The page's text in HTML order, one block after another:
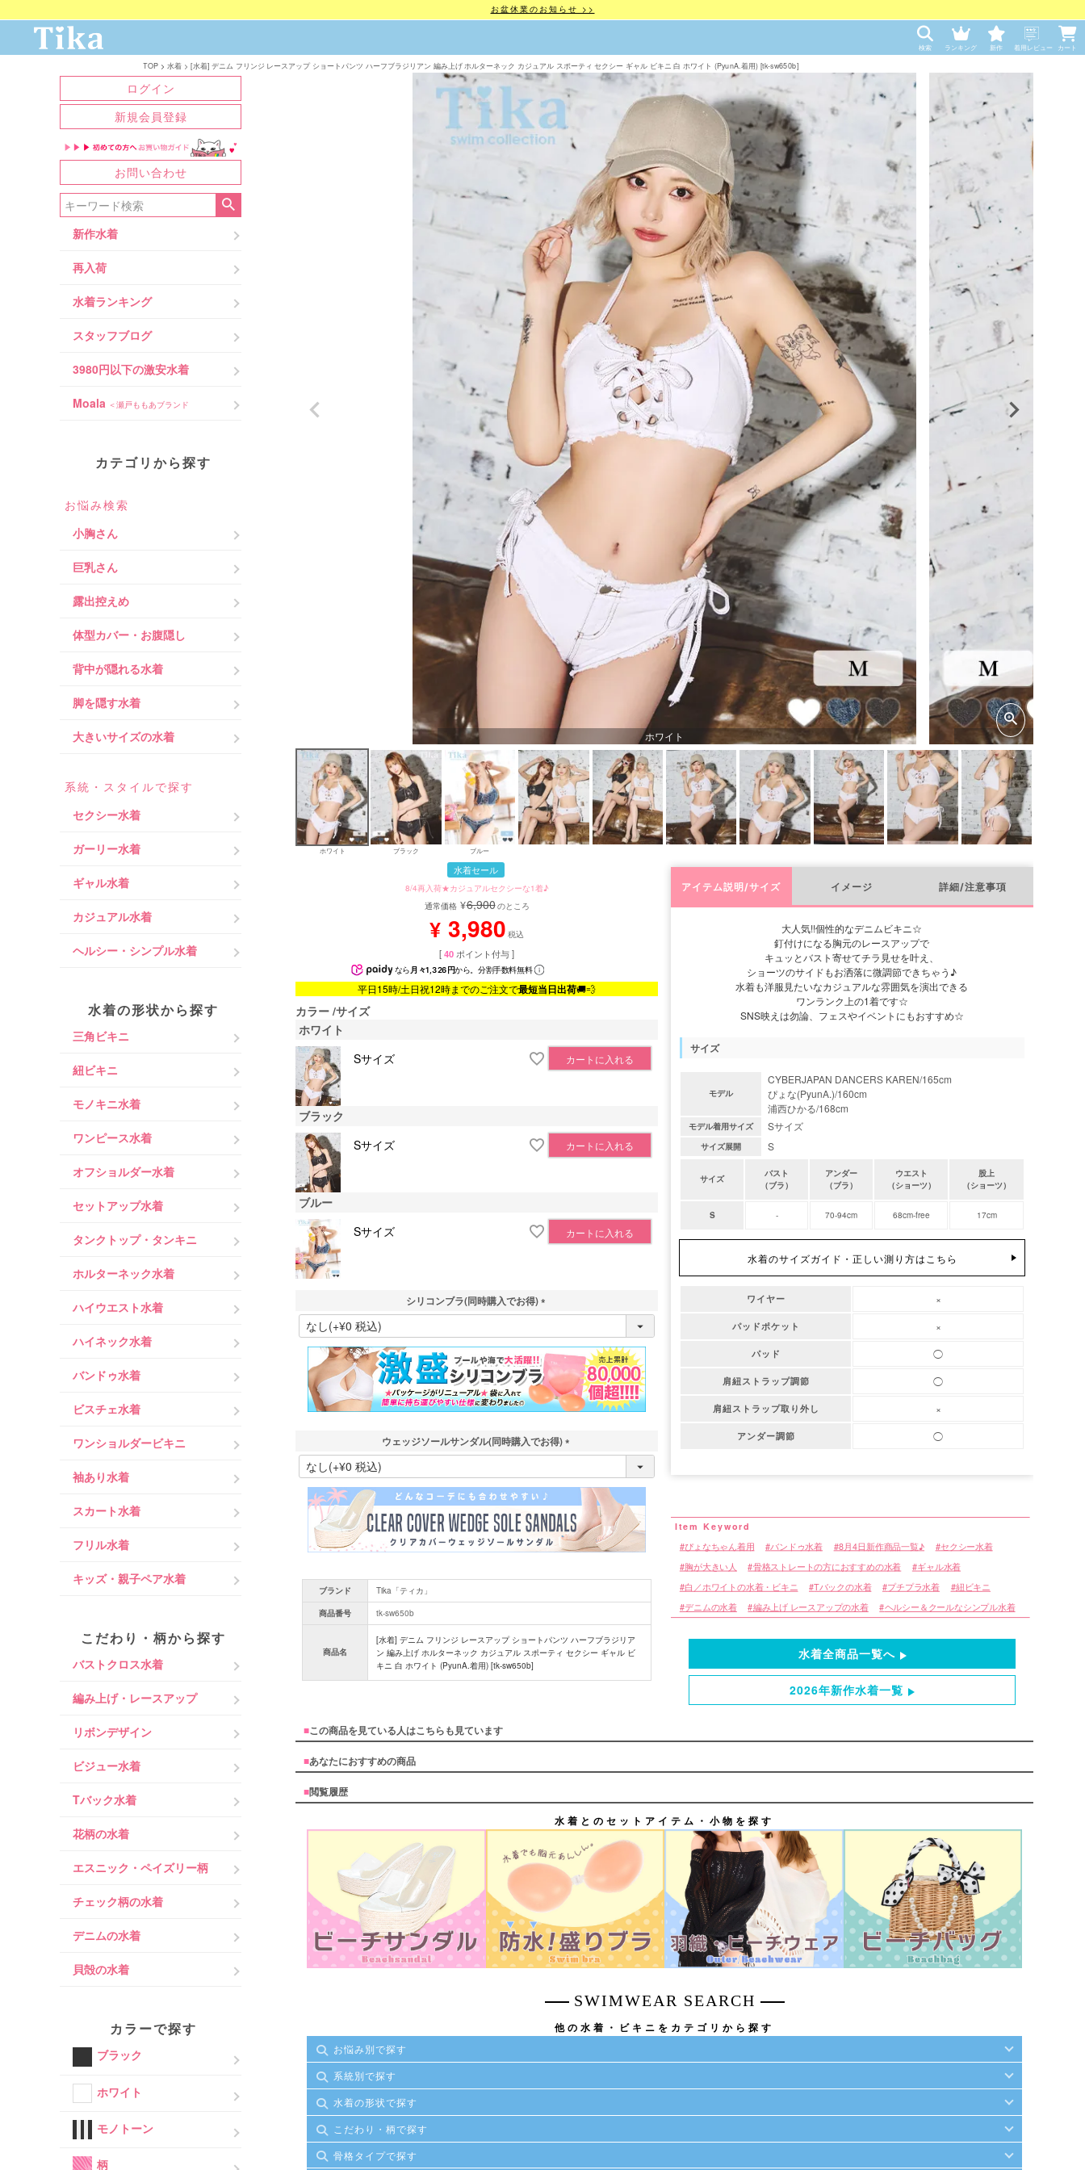
お盆休業のお知らせ >>
検索 ランキング 新作 着用レビュー カート
TOP 水着 [水着] デニム フリンジ レースアップ ショートパンツ ハーフブラジリアン 編み上げ ホルターネック カジュアル スポーティ セクシー ギャル ビキニ 白 ホワイト (PyunA.着用) [tk-sw650b]
ログイン
新規会員登録
お問い合わせ
新作水着
再入荷
水着ランキング
スタッフブログ
3980円以下の激安水着
Moala ＜瀬戸ももあブランド
カテゴリから探す
お悩み検索
小胸さん
巨乳さん
露出控えめ
体型カバー・お腹隠し
背中が隠れる水着
脚を隠す水着
大きいサイズの水着
系統・スタイルで探す
セクシー水着
ガーリー水着
ギャル水着
カジュアル水着
ヘルシー・シンプル水着
水着の形状から探す
三角ビキニ
紐ビキニ
モノキニ水着
ワンピース水着
オフショルダー水着
セットアップ水着
タンクトップ・タンキニ
ホルターネック水着
ハイウエスト水着
ハイネック水着
バンドゥ水着
ビスチェ水着
ワンショルダービキニ
袖あり水着
スカート水着
フリル水着
キッズ・親子ペア水着
こだわり・柄から探す
バストクロス水着
編み上げ・レースアップ
リボンデザイン
ビジュー水着
Tバック水着
花柄の水着
エスニック・ペイズリー柄
チェック柄の水着
デニムの水着
貝殻の水着
カラーで探す
ブラック
ホワイト
モノトーン
柄
ホワイト
ホワイト ブラック ブルー
水着セール
8/4再入荷★カジュアルセクシーな1着♪
通常価格 ¥6,900のところ
¥ 3,980 税込
[40 ポイント付与 ]
なら 月々1,326円から。分割手数料無料
平日15時/土日祝12時までのご注文で最短当日出荷🚚💨
カラー サイズ
ホワイト
Sサイズ
カートに入れる
ブラック
Sサイズ
カートに入れる
ブルー
Sサイズ
カートに入れる
シリコンブラ(同時購入でお得)
(
必
須
)
ウェッジソールサンダル(同時購入でお得)
(
必
須
)
ブランド
Tika「ティカ」
商品番号
tk-sw650b
商品名
[水着] デニム フリンジ レースアップ ショートパンツ ハーフブラジリア
ン 編み上げ ホルターネック カジュアル スポーティ セクシー ギャル ビ
キニ 白 ホワイト (PyunA.着用) [tk-sw650b]
アイテム説明/サイズ イメージ 詳細/注意事項
大人気!!個性的なデニムビキニ☆
釘付けになる胸元のレースアップで
キュッとバスト寄せてチラ見せを叶え、
ショーツのサイドもお洒落に微調節できちゃう♪
水着も洋服見たいなカジュアルな雰囲気を演出できる
ワンランク上の1着です☆
SNS映えは勿論、フェスやイベントにもおすすめ☆
サイズ
モデル
CYBERJAPAN DANCERS KAREN/165cm
ぴょな(PyunA.)/160cm
浦西ひかる/168cm
モデル着用サイズ Sサイズ
サイズ展開 S
サイズ
バスト
（ブラ）
アンダー
（ブラ）
ウエスト
（ショーツ）
股上
（ショーツ）
S - 70-94cm 68cm-free 17cm
水着のサイズガイド・正しい測り方はこちら
ワイヤー ×
パッドポケット ×
パッド ◯
肩紐ストラップ調節 ◯
肩紐ストラップ取り外し ×
アンダー調節 ◯
ぴょなちゃん着用 バンドゥ水着 8月4日新作商品一覧♪ セクシー水着
胸が大きい人 骨格ストレートの方におすすめの水着 ギャル水着
白／ホワイトの水着・ビキニ Tバックの水着 プチプラ水着 紐ビキニ
デニムの水着 編み上げ レースアップの水着 ヘルシー＆クールなシンプル水着
水着全商品一覧へ
2026年新作水着一覧
■この商品を見ている人はこちらも見ています
■あなたにおすすめの商品
■閲覧履歴
水着とのセットアイテム・小物を探す
SWIMWEAR SEARCH
他の水着・ビキニをカテゴリから探す
お悩み別で探す
系統別で探す
水着の形状で探す
こだわり・柄で探す
骨格タイプで探す